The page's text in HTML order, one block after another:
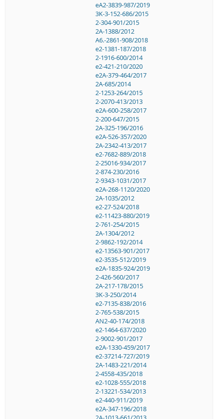
eA2-3839-987/2019
3K-3-152-686/2015
2-304-901/2015
2A-1388/2012
A6.-2861-908/2018
e2-1381-187/2018
2-1916-600/2014
e2-421-210/2020
e2A-379-464/2017
2A-685/2014
2-1253-264/2015
2-2070-413/2013
e2A-600-258/2017
2-200-647/2015
2A-325-196/2016
e2A-526-357/2020
2A-2342-413/2017
e2-7682-889/2018
2-25016-934/2017
2-874-230/2016
2-9343-1031/2017
e2A-268-1120/2020
2A-1035/2012
e2-27-524/2018
e2-11423-880/2019
2-761-254/2015
2A-1304/2012
2-9862-192/2014
e2-13563-901/2017
e2-3535-512/2019
e2A-1835-924/2019
2-426-560/2017
2A-217-178/2015
3K-3-250/2014
e2-7135-838/2016
2-765-538/2015
AN2-40-174/2018
e2-1464-637/2020
2-9002-901/2017
e2A-1330-459/2017
e2-37214-727/2019
2A-1483-221/2014
2-4558-435/2018
e2-1028-555/2018
2-13221-534/2013
e2-440-911/2019
e2A-347-196/2018